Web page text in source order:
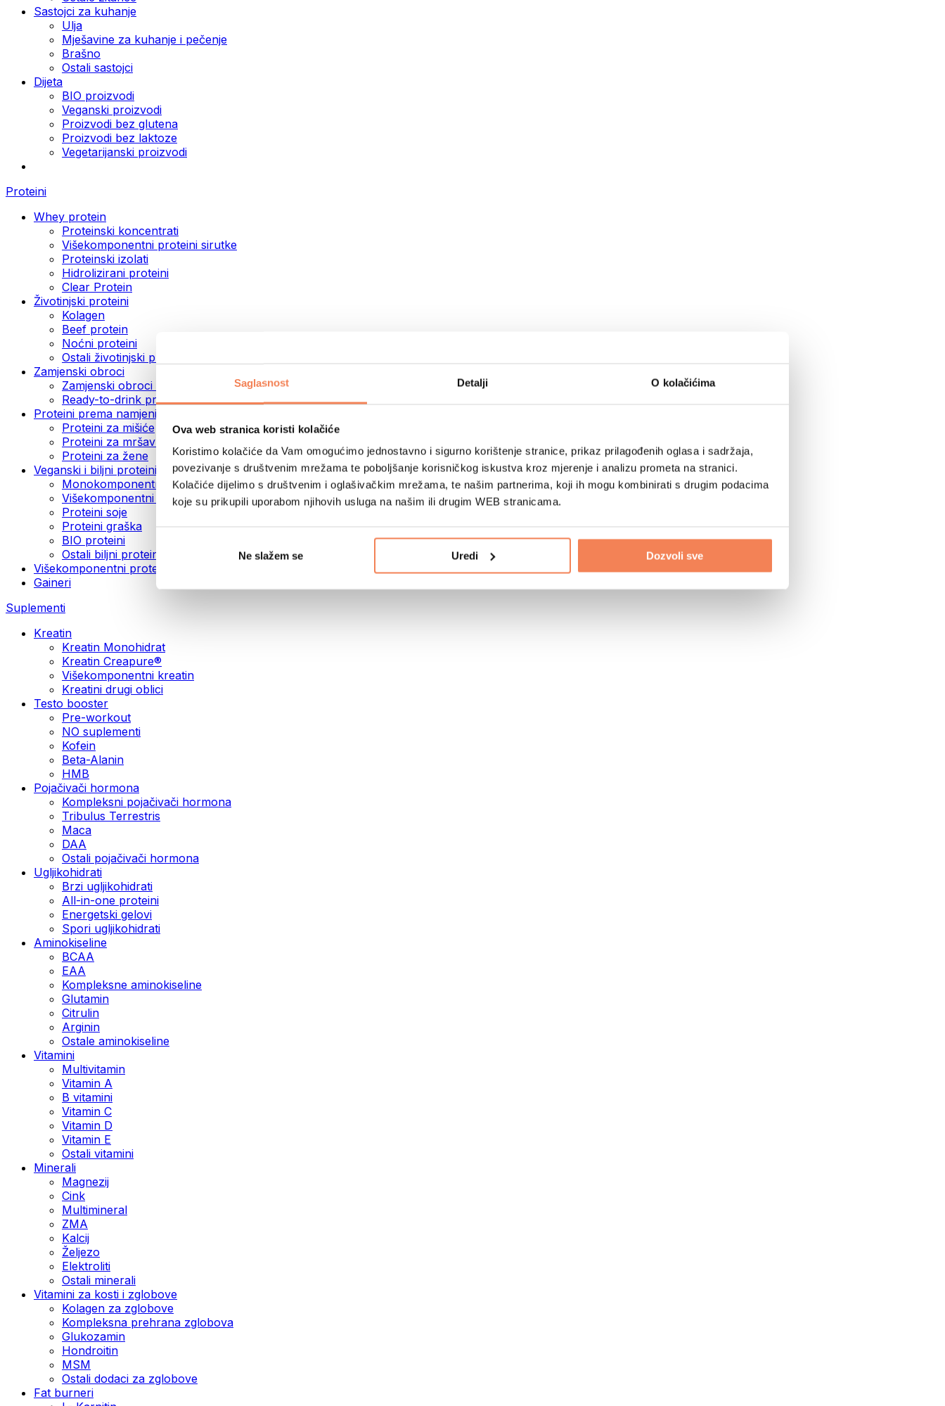
Saglasnost Detalji O kolačićima
Ova web stranica koristi kolačiće
Koristimo kolačiće da Vam omogućimo jednostavno i sigurno korištenje stranice, prikaz prilagođenih oglasa i sadržaja,
povezivanje s društvenim mrežama te poboljšanje korisničkog iskustva kroz mjerenje i analizu prometa na stranici.
Kolačiće dijelimo s društvenim i oglašivačkim mrežama, te našim partnerima, koji ih mogu kombinirati s drugim podacima
koje su prikupili uporabom njihovih usluga na našim ili drugim WEB stranicama.
Ne slažem se Uredi Dozvoli sve
Sastojci za kuhanje
Ulja
Mješavine za kuhanje i pečenje
Brašno
Ostali sastojci
Dijeta
BIO proizvodi
Veganski proizvodi
Proizvodi bez glutena
Proizvodi bez laktoze
Vegetarijanski proizvodi
Proteini
Whey protein
Proteinski koncentrati
Višekomponentni proteini sirutke
Proteinski izolati
Hidrolizirani proteini
Clear Protein
Životinjski proteini
Kolagen
Beef protein
Noćni proteini
Ostali životinjski proteini
Zamjenski obroci
Zamjenski obroci u prahu
Ready-to-drink proteinski napici
Proteini prema namjeni
Proteini za mišiće
Proteini za mršavljenje
Proteini za žene
Veganski i biljni proteini
Monokomponentni veganski proteini
Višekomponentni veganski proteini
Proteini soje
Proteini graška
BIO proteini
Ostali biljni proteini
Višekomponentni protein
Gaineri
Suplementi
Kreatin
Kreatin Monohidrat
Kreatin Creapure®
Višekomponentni kreatin
Kreatini drugi oblici
Testo booster
Pre-workout
NO suplementi
Kofein
Beta-Alanin
HMB
Pojačivači hormona
Kompleksni pojačivači hormona
Tribulus Terrestris
Maca
DAA
Ostali pojačivači hormona
Ugljikohidrati
Brzi ugljikohidrati
All-in-one proteini
Energetski gelovi
Spori ugljikohidrati
Aminokiseline
BCAA
EAA
Kompleksne aminokiseline
Glutamin
Citrulin
Arginin
Ostale aminokiseline
Vitamini
Multivitamin
Vitamin A
B vitamini
Vitamin C
Vitamin D
Vitamin E
Ostali vitamini
Minerali
Magnezij
Cink
Multimineral
ZMA
Kalcij
Željezo
Elektroliti
Ostali minerali
Vitamini za kosti i zglobove
Kolagen za zglobove
Kompleksna prehrana zglobova
Glukozamin
Hondroitin
MSM
Ostali dodaci za zglobove
Fat burneri